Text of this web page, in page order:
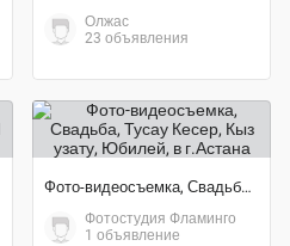
Олжас
23 объявления
Фото-видеосъемка, Свадьба, Тусау Кесер, Кыз узату, Юбилей
Фотостудия Фламинго
1 объявление